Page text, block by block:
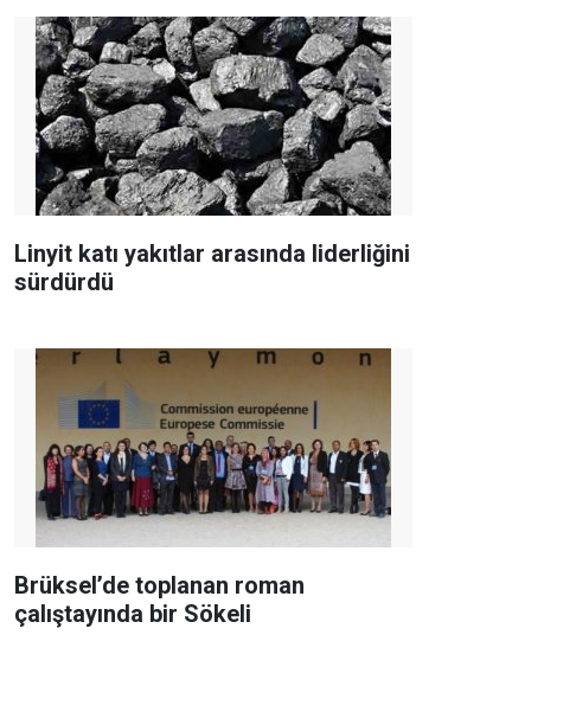
Linyit katı yakıtlar arasında liderliğini
sürdürdü
Brüksel’de toplanan roman
çalıştayında bir Sökeli